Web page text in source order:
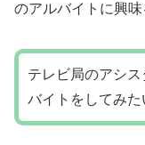
のアルバイトに興味
テレビ局のアシ
バイトをしてみた